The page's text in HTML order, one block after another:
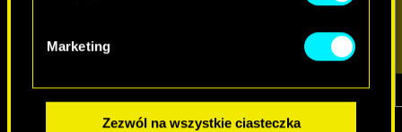
Marketing
Zezwól na wszystkie ciasteczka
1z7